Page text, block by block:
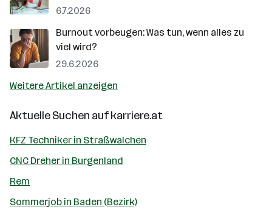
6.7.2026
Burnout vorbeugen: Was tun, wenn alles zu
viel wird?
29.6.2026
Weitere Artikel anzeigen
Aktuelle Suchen aufkarriere.at
KFZ Techniker in Straßwalchen
CNC Dreher in Burgenland
Rem
Sommerjob in Baden (Bezirk)